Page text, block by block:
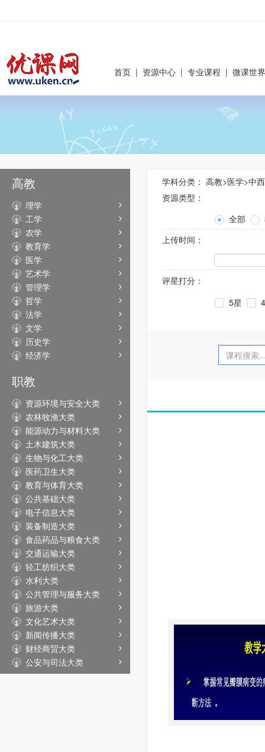
首页 | 资源中心 | 专业课程 | 微课世界
高教
理学
工学
农学
教育学
医学
艺术学
管理学
哲学
法学
文学
历史学
经济学
职教
资源环境与安全大类
农林牧渔大类
能源动力与材料大类
土木建筑大类
生物与化工大类
医药卫生大类
教育与体育大类
公共基础大类
电子信息大类
装备制造大类
食品药品与粮食大类
交通运输大类
轻工纺织大类
水利大类
公共管理与服务大类
旅游大类
文化艺术大类
新闻传播大类
财经商贸大类
公安与司法大类
学科分类： 高教>医学>中
资源类型：
全部
上传时间：
评星打分：
5星